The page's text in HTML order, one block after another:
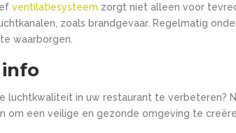
ventilatiesysteem zorgt niet alleen voor
zoals brandgevaar. Regelmatig
waarborgen.
luchtkwaliteit in uw restaurant te verbeteren?
om een veilige en gezonde omgeving te